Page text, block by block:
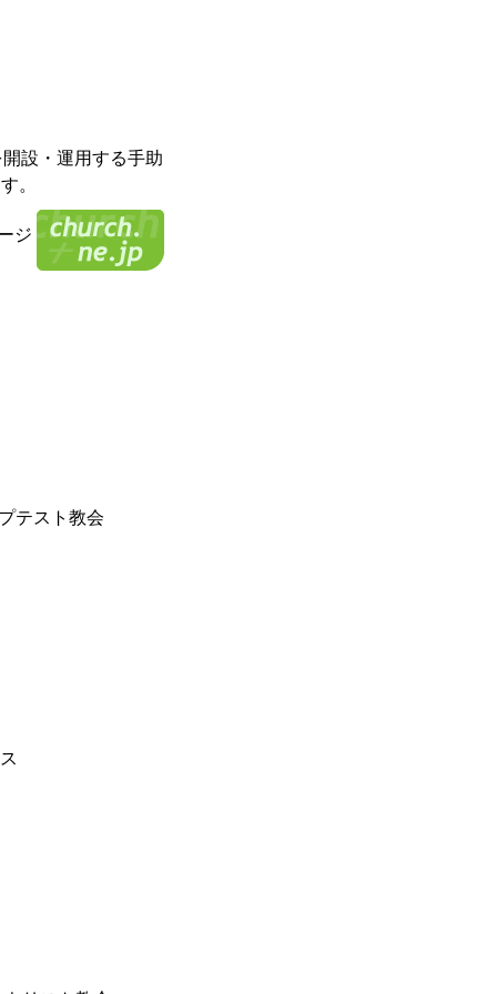
設・運用する手助
。
ジ
テスト教会